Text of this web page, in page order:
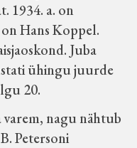
1934. a. on
Hans Koppel.
Juba
ühingu juurde
20.
varem, nagu nähtub
Petersoni